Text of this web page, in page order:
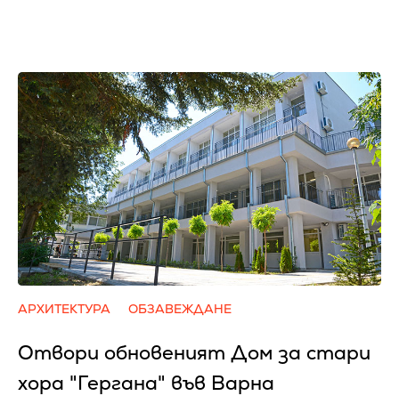
АРХИТЕКТУРА ОБЗАВЕЖДАНЕ
Отвори обновеният Дом за стари
хора "Гергана" във Варна